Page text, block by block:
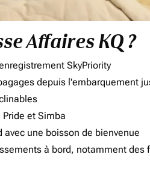
Affaires KQ ?
SkyPriority
depuis l'embarquement
et Simba
une boisson de bienvenue
à bord, notamment